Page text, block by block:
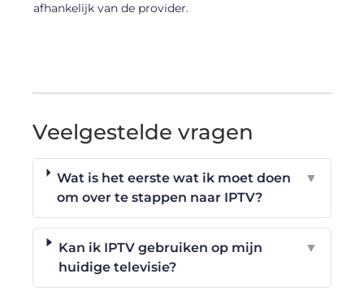
afhankelijk van de provider.
Veelgestelde vragen
Wat is het eerste wat ik moet doen
om over te stappen naar IPTV?
▼
Kan ik IPTV gebruiken op mijn
huidige televisie?
▼